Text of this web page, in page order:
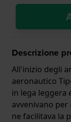
Descrizione
All'inizio degli
aeronautico
in lega leggera
avvenivano
ne facilitava la